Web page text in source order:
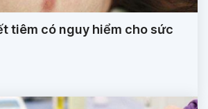
tiêm có nguy hiểm cho sức